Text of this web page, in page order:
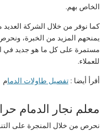
الخاص بهم.
كما نوفر من خلال الشركة العديد
يمنحهم المزيد من الخبرة،
مستمرة على كل ما هو جديد في
للعملاء.
أقرأ أيضا :تفصيل طاولات الدمام
معلم نجار الدمام
نحرص من خلال المنجرة على